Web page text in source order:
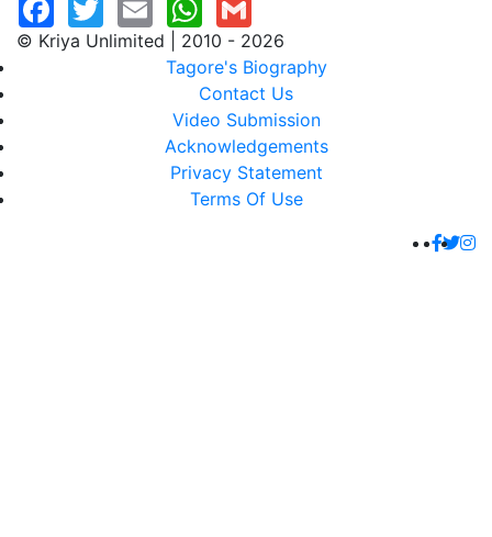
© Kriya Unlimited | 2010 - 2026
Tagore's Biography
Contact Us
Video Submission
Acknowledgements
Privacy Statement
Terms Of Use